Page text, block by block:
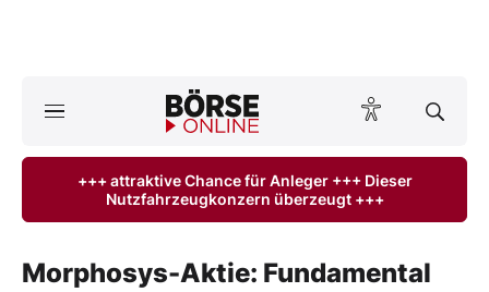
ktuelle Ausgabe BÖRSE ONLINE lesen
+++ attraktive Chance für Anleger +++ Dieser
Nutzfahrzeugkonzern überzeugt +++
Morphosys-Aktie: Fundamental